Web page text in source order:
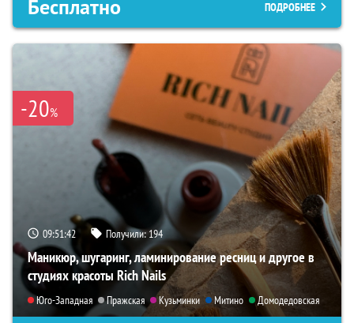
Бесплатно ПОДРОБНЕЕ
-20%
09:51:41 Получили:194
Маникюр, шугаринг, ламинирование ресниц и другое в
студиях красоты Rich Nails
Юго-Западная Пражская Кузьминки Митино Домодедовская